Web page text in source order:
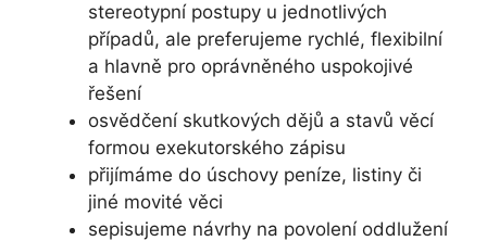
stereotypní postupy u jednotlivých
případů, ale preferujeme rychlé, flexibilní
a hlavně pro oprávněného uspokojivé
řešení
osvědčení skutkových dějů a stavů věcí
formou exekutorského zápisu
přijímáme do úschovy peníze, listiny či
jiné movité věci
sepisujeme návrhy na povolení oddlužení